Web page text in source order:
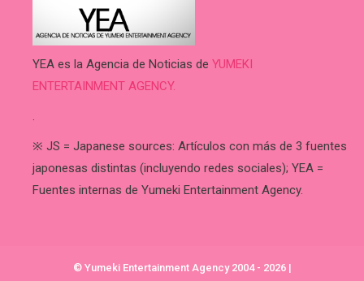
YEA es la Agencia de Noticias de YUMEKI
ENTERTAINMENT AGENCY.
.
※ JS = Japanese sources: Artículos con más de 3 fuentes
japonesas distintas (incluyendo redes sociales); YEA =
Fuentes internas de Yumeki Entertainment Agency.
© Yumeki Entertainment Agency 2004 - 2026 |